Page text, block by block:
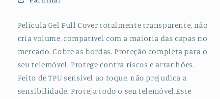
Película Gel Full Cover totalmente transparente, não
cria volume, compatível com a maioria das capas no
mercado. Cobre as bordas. Proteção completa para o
seu telemóvel. Protege contra riscos e arranhões.
Feito de TPU sensível ao toque, não prejudica a
sensibilidade. Proteja todo o seu telemóvel.Este